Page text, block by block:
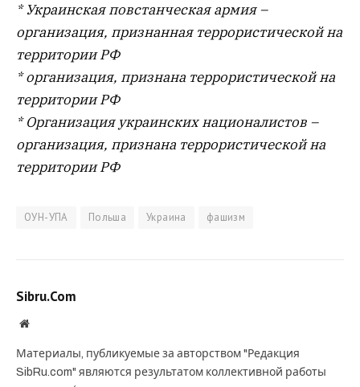
* Украинская повстанческая армия –
организация, признанная террористической на
территории РФ
* организация, признана террористической на
территории РФ
* Организация украинских националистов –
организация, признана террористической на
территории РФ
ОУН-УПА Польша Украина фашизм
Sibru.Com
Website
Материалы, публикуемые за авторством "Редакция
SibRu.com" являются результатом коллективной работы